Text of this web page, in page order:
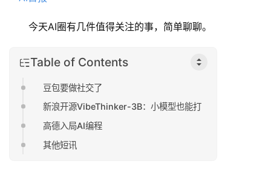
今天AI圈有几件值得关注的事，简单聊聊。
Table of Contents
豆包要做社交了
新浪开源VibeThinker-3B：小模型也能打
高德入局AI编程
其他短讯